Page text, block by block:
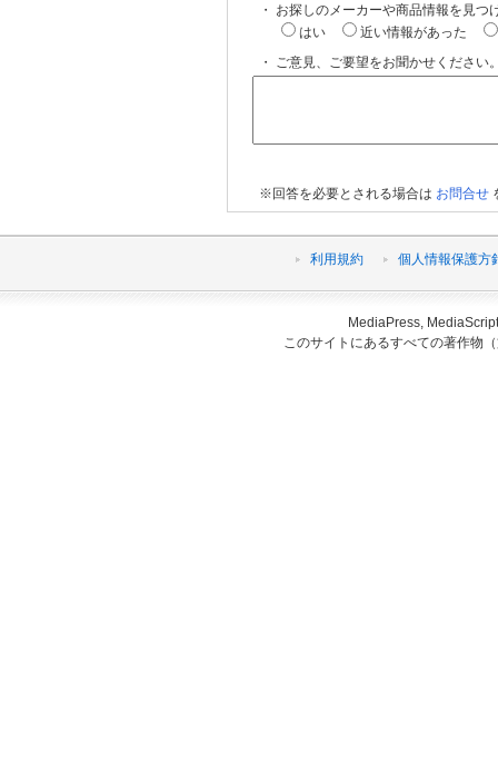
・ お探しのメーカーや商品情報を見つ
はい
近い情報があった
・ ご意見、ご要望をお聞かせください
※回答を必要とされる場合は お問合せ
利用規約 個人情報保護方
MediaPress,
このサイトにあるすべての著作物